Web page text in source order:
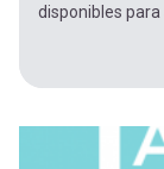
disponibles para